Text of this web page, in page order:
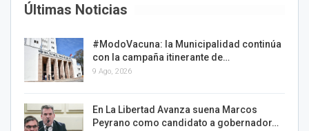
Últimas Noticias
#ModoVacuna: la Municipalidad continúa
con la campaña itinerante de…
9 Ago, 2026
En La Libertad Avanza suena Marcos
Peyrano como candidato a gobernador…